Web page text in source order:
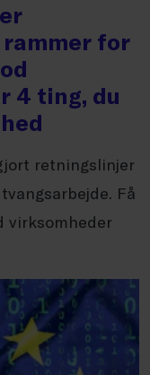
for
4 ting, du
retningslinjer
Få
virksomheder